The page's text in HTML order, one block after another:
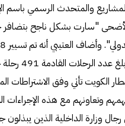
والمتحدث الرسمي باسم
"سارت بشكل ناجح
الكويت تأتي وفق
وتعاونهم مع هذه
رجال وزارة الداخلية الذين